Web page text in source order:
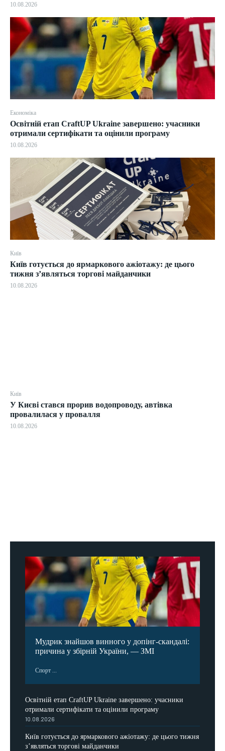
10.08.2026
Економіка
Освітній етап CraftUP Ukraine завершено: учасники
отримали сертифікати та оцінили програму
10.08.2026
Київ
Київ готується до ярмаркового ажіотажу: де цього
тижня з’являться торгові майданчики
10.08.2026
Київ
У Києві стався прорив водопроводу, автівка
провалилася у провалля
10.08.2026
Мудрик знайшов винного у допінг-скандалі:
причина у збірній України, — ЗМІ
Спорт ...
Освітній етап CraftUP Ukraine завершено: учасники
отримали сертифікати та оцінили програму
10.08.2026
Київ готується до ярмаркового ажіотажу: де цього тижня
з’являться торгові майданчики